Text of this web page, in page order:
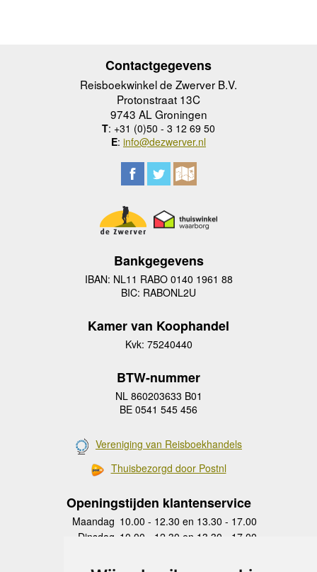
Contactgegevens
Reisboekwinkel de Zwerver B.V.
Protonstraat 13C
9743 AL Groningen
T: +31 (0)50 - 3 12 69 50
E: info@dezwerver.nl
Bankgegevens
IBAN: NL11 RABO 0140 1961 88
BIC: RABONL2U
Kamer van Koophandel
Kvk: 75240440
BTW-nummer
NL 860203633 B01
BE 0541 545 456
Vereniging van Reisboekhandels
Thuisbezorgd door Postnl
Openingstijden klantenservice
Maandag 10.00 - 12.30 en 13.30 - 17.00
Dinsdag 10.00 - 12.30 en 13.30 - 17.00
Donderdag
10.00 - 12.30 en 13.30 - 17.00